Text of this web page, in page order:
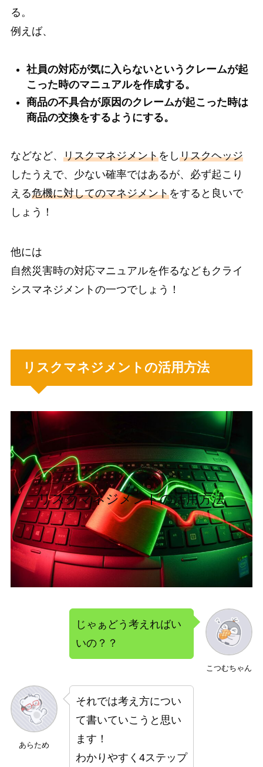
る。
例えば、
社員の対応が気に入らないというクレームが起
こった時のマニュアルを作成する。
商品の不具合が原因のクレームが起こった時は
商品の交換をするようにする。
などなど、 リスクマネジメントをしリスクヘッジ
したうえで、少ない確率ではあるが、 必ず起こり
える危機に対してのマネジメントをすると良いで
しょう！
他には
自然災害時の対応マニュアルを作るなどもクライ
シスマネジメントの一つでしょう！
リスクマネジメントの活用方法
リスクマネジメントの活用方法
こつむちゃん
じゃぁどう考えればい
いの？？
あらため
それでは考え方につい
て書いていこうと思い
ます！
わかりやすく4ステップ